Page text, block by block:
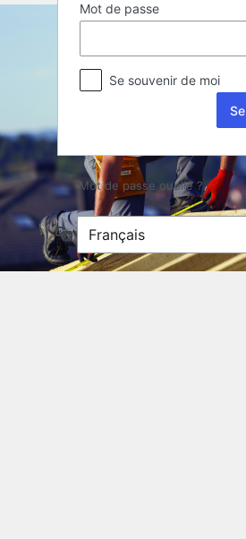
Mot de passe
Se souvenir de moi
Mot de passe oublié ?
Langue